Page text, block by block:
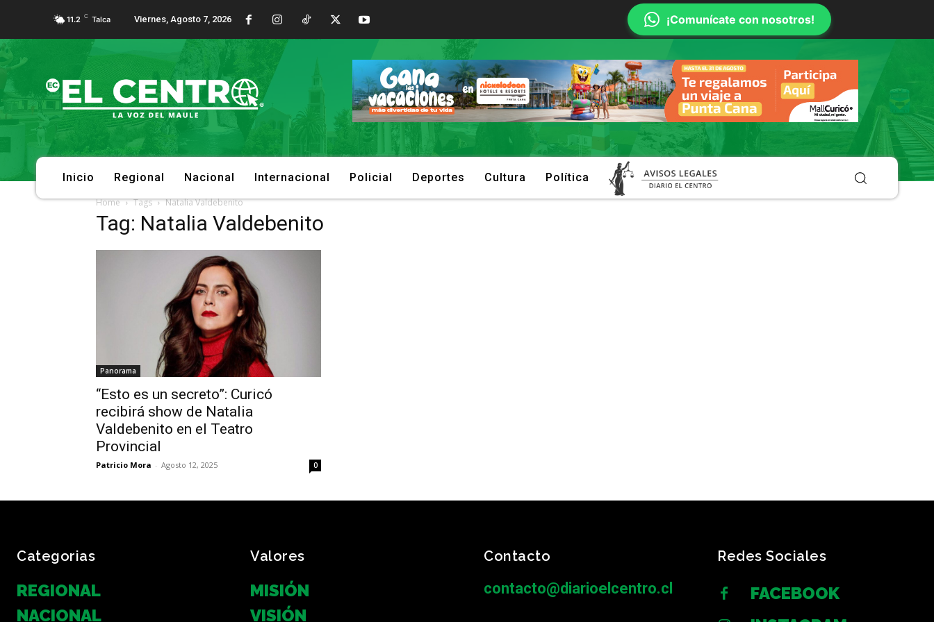
11.2 C Talca Viernes, Agosto 7, 2026 ¡Comunícate con nosotros!
Inicio Regional Nacional Internacional Policial Deportes Cultura Política
Home Tags Natalia Valdebenito
Tag: Natalia Valdebenito
Panorama
“Esto es un secreto”: Curicó
recibirá show de Natalia
Valdebenito en el Teatro
Provincial
Patricio Mora - Agosto 12, 2025 0
Categorias
REGIONAL
NACIONAL
Valores
MISIÓN
VISIÓN
Contacto
contacto@diarioelcentro.cl
Redes Sociales
FACEBOOK